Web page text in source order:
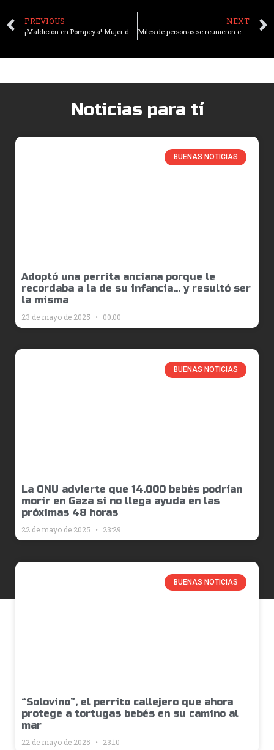
PREVIOUS
¡Maldición en Pompeya! Mujer devuelve rocas robadas de Pompeya tras batalla contra el cáncer
NEXT
Miles de personas se reunieron en Argentina para dar su último adiós a Akira Toriyama, el genio detrás de Dragon Ball
Noticias para tí
BUENAS NOTICIAS
Adoptó una perrita anciana porque le
recordaba a la de su infancia… y resultó ser
la misma
23 de mayo de 2025 00:00
BUENAS NOTICIAS
La ONU advierte que 14.000 bebés podrían
morir en Gaza si no llega ayuda en las
próximas 48 horas
22 de mayo de 2025 23:29
BUENAS NOTICIAS
“Solovino”, el perrito callejero que ahora
protege a tortugas bebés en su camino al
mar
22 de mayo de 2025 23:10